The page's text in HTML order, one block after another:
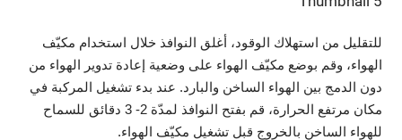
للتقليل من استهلاك الوقود، أغلق النوافذ خلال استخدام مكيّف
الهواء، وقم بوضع مكيّف الهواء على وضعية إعادة تدوير الهواء من
دون الدمج بين الهواء الساخن والبارد. عند بدء تشغيل المركبة في
مكان مرتفع الحرارة، قم بفتح النوافذ لمدّة 2- 3 دقائق للسماح
للهواء الساخن بالخروج قبل تشغيل مكيّف الهواء.